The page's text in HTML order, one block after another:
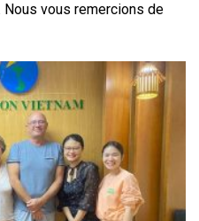
Nous vous remercions de